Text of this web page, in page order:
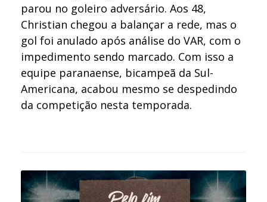
parou no goleiro adversário. Aos 48,
Christian chegou a balançar a rede, mas o
gol foi anulado após análise do VAR, com o
impedimento sendo marcado. Com isso a
equipe paranaense, bicampeã da Sul-
Americana, acabou mesmo se despedindo
da competição nesta temporada.